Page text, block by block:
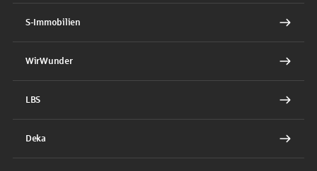
S-Immobilien
WirWunder
LBS
Deka